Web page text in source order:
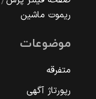
ریموت ماشین
موضوعات
متفرقه
رپورتاژ آگهی